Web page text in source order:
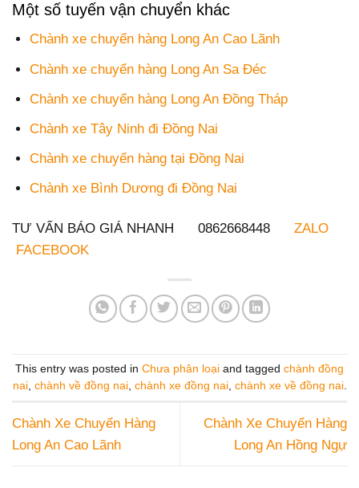
Một số tuyến vận chuyển khác
Chành xe chuyển hàng Long An Cao Lãnh
Chành xe chuyển hàng Long An Sa Đéc
Chành xe chuyển hàng Long An Đồng Tháp
Chành xe Tây Ninh đi Đồng Nai
Chành xe chuyển hàng tại Đồng Nai
Chành xe Bình Dương đi Đồng Nai
TƯ VẤN BÁO GIÁ NHANH 0862668448 ZALO
FACEBOOK
This entry was posted in Chưa phân loại and tagged chành đồng
nai, chành về đồng nai, chành xe đồng nai, chành xe về đồng nai.
Chành Xe Chuyển Hàng
Long An Cao Lãnh
Chành Xe Chuyển Hàng
Long An Hồng Ngự